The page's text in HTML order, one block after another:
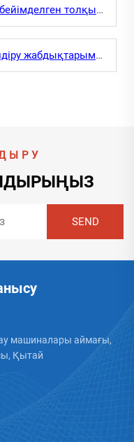
қорап жолын қалай жасауға болады?
қалай арттыруға болады?
машиналары аймағы,
Қытай